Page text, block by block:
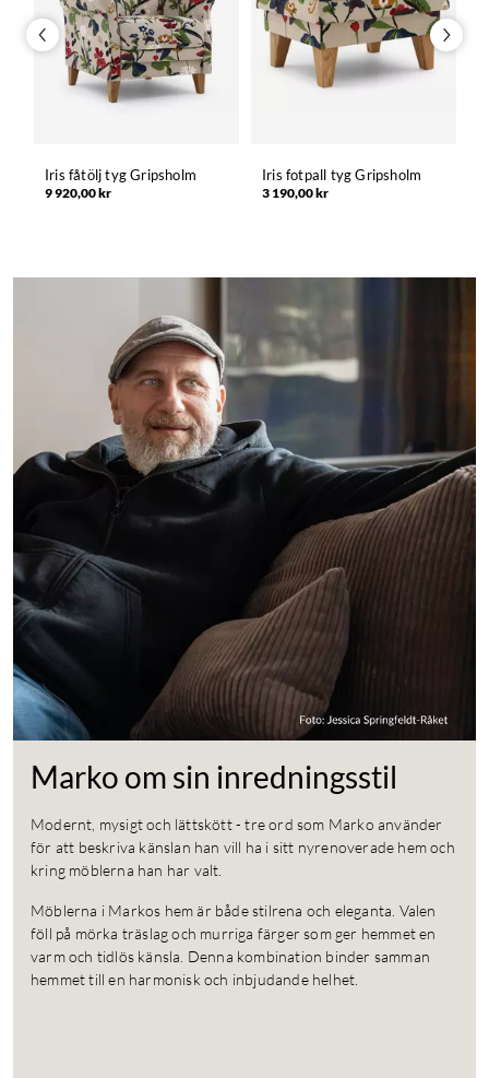
Iris fåtölj tyg Gripsholm
9 920,00 kr
Iris fotpall tyg Gripsholm
3 190,00 kr
Marko om sin inredningsstil
Modernt, mysigt och lättskött - tre ord som Marko använder
för att beskriva känslan han vill ha i sitt nyrenoverade hem och
kring möblerna han har valt.
Möblerna i Markos hem är både stilrena och eleganta. Valen
föll på mörka träslag och murriga färger som ger hemmet en
varm och tidlös känsla. Denna kombination binder samman
hemmet till en harmonisk och inbjudande helhet.